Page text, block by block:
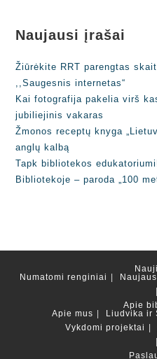
Naujausi įrašai
Žiūrėkite RRT parengtas
,,Saugesnis internetas“
Kai fotografija pakelia virš
jubiliejinis vakaras
Žmonos receptų knyga
anglų kalbą
Tapk bibliotekos
Bibliotekoje – paroda „100
Numatomi renginiai
Apie
Apie mus
Liudvika ir
Vykdomi projektai